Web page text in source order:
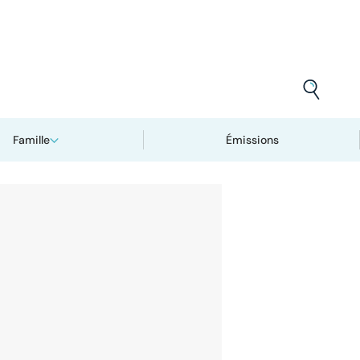
Famille Émissions